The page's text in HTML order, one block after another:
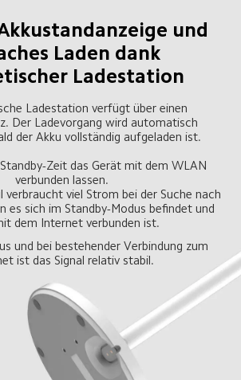
und
Laden dank
Ladestation
Ladestation verfügt über einen
Der Ladevorgang wird automatisch
der Akku vollständig aufgeladen ist.
Standby-Zeit das Gerät mit dem WLAN
verbunden lassen.
verbraucht viel Strom bei der Suche nach
es sich im Standby-Modus befindet und
dem Internet verbunden ist.
und bei bestehender Verbindung zum
ist das Signal relativ stabil.